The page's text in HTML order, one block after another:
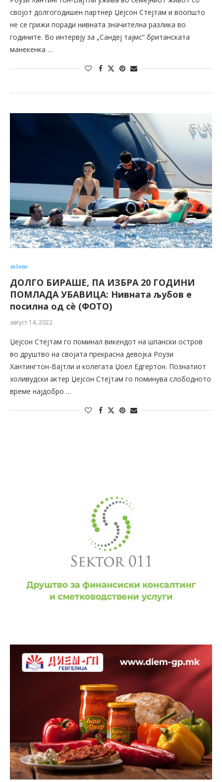
својот долгогодишен партнер Џејсон Стејтам и воопшто
не се грижи поради нивната значителна разлика во
годините. Во интервју за „Сандеј тајмс“ британската
манекенка …
забава
ДОЛГО БИРАШЕ, ПА ИЗБРА 20 ГОДИНИ
ПОМЛАДА УБАВИЦА: Нивната љубов е
посилна од сè (ФОТО)
август 14, 2022
Џејсон Стејтам го поминал викендот на шпански остров
во друштво на својата прекрасна девојка Роузи
Хантингтон-Вајтли и колегата Џоел Едгертон. Познатиот
холивудски актер Џејсон Стејтам го поминува слободното
време најдобро …